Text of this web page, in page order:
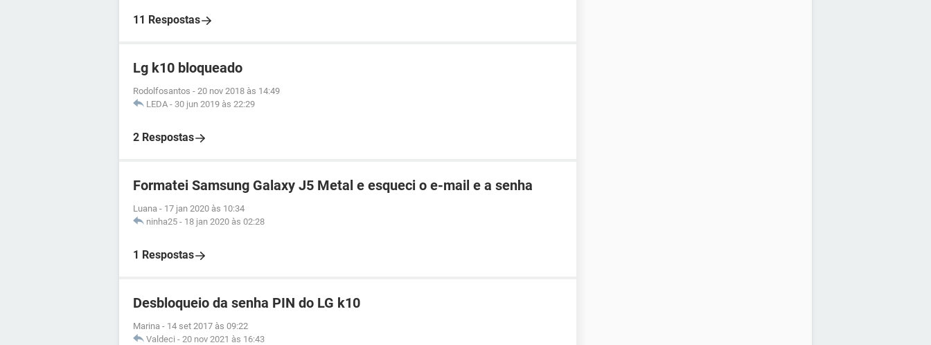
11 Respostas
Lg k10 bloqueado
Rodolfosantos - 20 nov 2018 às 14:49
LEDA - 30 jun 2019 às 22:29
2 Respostas
Formatei Samsung Galaxy J5 Metal e esqueci o e-mail e a senha
Luana - 17 jan 2020 às 10:34
ninha25 - 18 jan 2020 às 02:28
1 Respostas
Desbloqueio da senha PIN do LG k10
Marina - 14 set 2017 às 09:22
Valdeci - 20 nov 2021 às 16:43